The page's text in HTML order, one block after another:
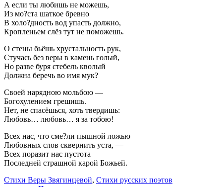
А если ты любишь не можешь,
Из мо?ста шаткое бревно
В холо?дность вод упасть должно,
Кропленьем слёз тут не поможешь.
О стены бьёшь хрустальность рук,
Стучась без веры в камень голый,
Но разве буря стебель кволый
Должна беречь во имя мук?
Своей нарядною мольбою —
Богохулением грешишь.
Нет, не спасёшься, хоть твердишь:
Любовь… любовь… я за тобою!
Всех нас, что сме?ли пышной ложью
Любовных слов сквернить уста, —
Всех поразит нас пустота
Последней страшной карой Божьей.
Стихи Веры Звягинцевой, Стихи русских поэтов